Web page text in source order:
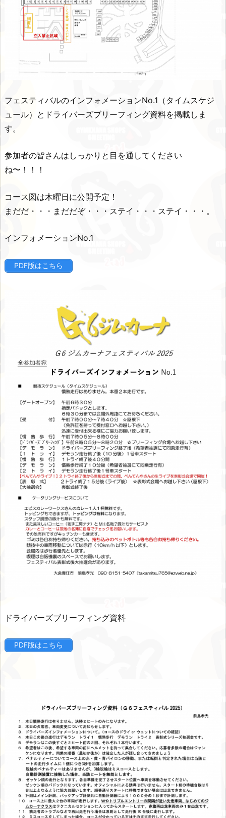
フェスティバルのインフォメーションNo.1（タイムスケジ
ュール）とドライバーズブリーフィング資料を掲載しま
す。
参加者の皆さんはしっかりと目を通してください
ね〜！！！
コース図は木曜日に公開予定！
まだだ・・・まだだぞ・・・ステイ・・・ステイ・・・。
インフォメーションNo.1
PDF版はこちら
ドライバーズブリーフィング資料
PDF版はこちら